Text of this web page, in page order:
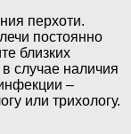
перхоти.
постоянно
близких
случае наличия
–
или трихологу.